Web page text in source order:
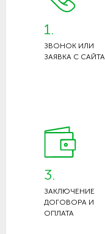
1.
ЗВОНОК ИЛИ
ЗАЯВКА С САЙТА
3.
ЗАКЛЮЧЕНИЕ
ДОГОВОРА И
ОПЛАТА